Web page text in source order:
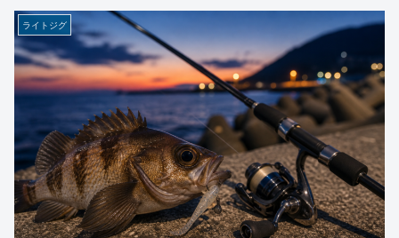
ライトジグ